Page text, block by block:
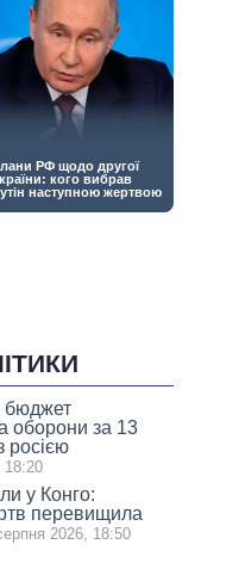
бюджет
оборони за 13
росією
18:20
у Конго:
перевищила
2026, 18:50